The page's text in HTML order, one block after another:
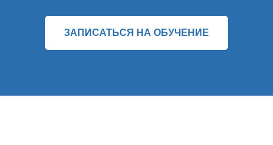
ЗАПИСАТЬСЯ НА ОБУЧЕНИЕ